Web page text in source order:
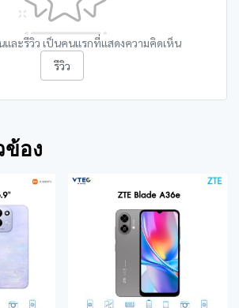
และรีวิว เป็นคนแรกที่แสดงความคิดเห็น
รีวิว
ข้อง